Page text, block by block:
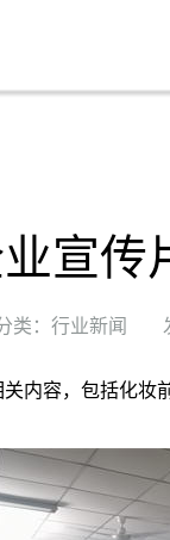
宣传
类：行业新闻
内容，包括化